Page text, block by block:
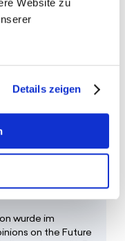
Details zeigen
Bildung.
for the
wurde im
on the Future